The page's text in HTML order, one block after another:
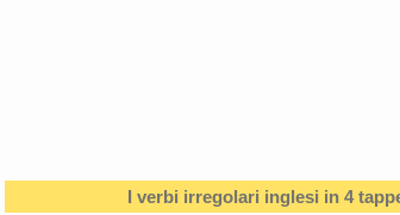
I verbi irregolari inglesi in 4